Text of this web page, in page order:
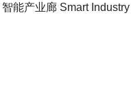
能产业廊 Smart Industry